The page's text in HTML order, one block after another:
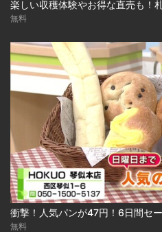
無料
衝撃！人気パンが47円！6日間セ
無料